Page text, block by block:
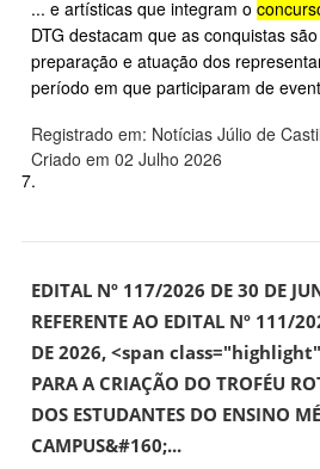
... e artísticas que integram o
DTG destacam que as conquistas
preparação e atuação dos
período em que participaram de
Registrado em: Notícias Júlio de
Criado em 02 Julho 2026
7.
EDITAL Nº 117/2026 DE 30 DE
REFERENTE AO EDITAL Nº 111/
DE 2026, <span
PARA A CRIAÇÃO DO TROFÉU
DOS ESTUDANTES DO ENSINO
CAMPUS&#160;...